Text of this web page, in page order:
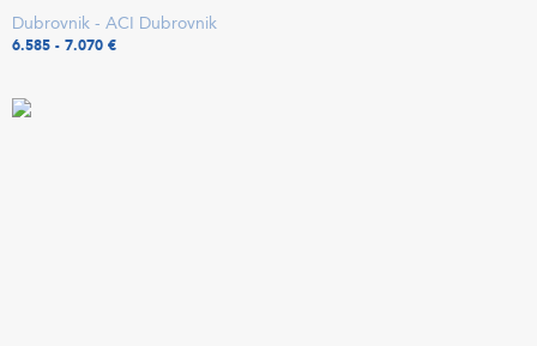
Dubrovnik - ACI Dubrovnik
6.585 - 7.070 €